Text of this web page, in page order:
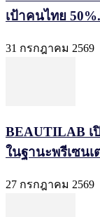
เป้าคนไทย
31 กรกฎาคม 2569
BEAUTILAB เ
ในฐานะพรีเซนเ
27 กรกฎาคม 2569